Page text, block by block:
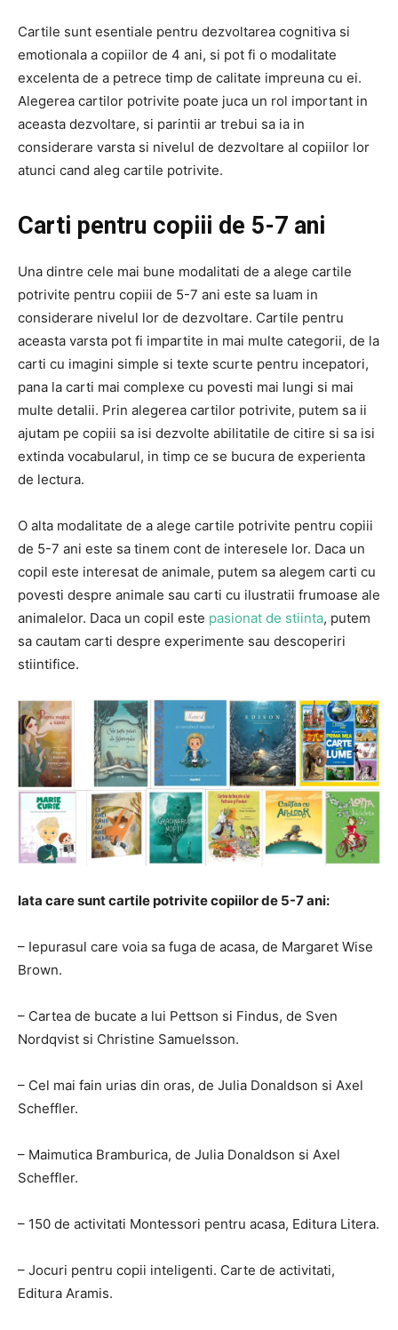
Cartile sunt esentiale pentru dezvoltarea cognitiva si
emotionala a copiilor de 4 ani, si pot fi o modalitate
excelenta de a petrece timp de calitate impreuna cu ei.
Alegerea cartilor potrivite poate juca un rol important in
aceasta dezvoltare, si parintii ar trebui sa ia in
considerare varsta si nivelul de dezvoltare al copiilor lor
atunci cand aleg cartile potrivite.
Carti pentru copiii de 5-7 ani
Una dintre cele mai bune modalitati de a alege cartile
potrivite pentru copiii de 5-7 ani este sa luam in
considerare nivelul lor de dezvoltare. Cartile pentru
aceasta varsta pot fi impartite in mai multe categorii, de la
carti cu imagini simple si texte scurte pentru incepatori,
pana la carti mai complexe cu povesti mai lungi si mai
multe detalii. Prin alegerea cartilor potrivite, putem sa ii
ajutam pe copiii sa isi dezvolte abilitatile de citire si sa isi
extinda vocabularul, in timp ce se bucura de experienta
de lectura.
O alta modalitate de a alege cartile potrivite pentru copiii
de 5-7 ani este sa tinem cont de interesele lor. Daca un
copil este interesat de animale, putem sa alegem carti cu
povesti despre animale sau carti cu ilustratii frumoase ale
animalelor. Daca un copil este pasionat de stiinta, putem
sa cautam carti despre experimente sau descoperiri
stiintifice.
Iata care sunt cartile potrivite copiilor de 5-7 ani:
– Iepurasul care voia sa fuga de acasa, de Margaret Wise
Brown.
– Cartea de bucate a lui Pettson si Findus, de Sven
Nordqvist si Christine Samuelsson.
– Cel mai fain urias din oras, de Julia Donaldson si Axel
Scheffler.
– Maimutica Bramburica, de Julia Donaldson si Axel
Scheffler.
– 150 de activitati Montessori pentru acasa, Editura Litera.
– Jocuri pentru copii inteligenti. Carte de activitati,
Editura Aramis.